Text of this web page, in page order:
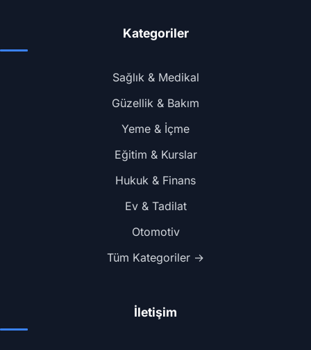
Kategoriler
Sağlık & Medikal
Güzellik & Bakım
Yeme & İçme
Eğitim & Kurslar
Hukuk & Finans
Ev & Tadilat
Otomotiv
Tüm Kategoriler →
İletişim